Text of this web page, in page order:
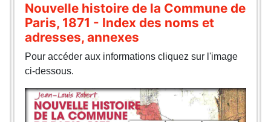
Nouvelle histoire de la Commune de
Paris, 1871 - Index des noms et
adresses, annexes
Pour accéder aux informations cliquez sur l'image
ci-dessous.